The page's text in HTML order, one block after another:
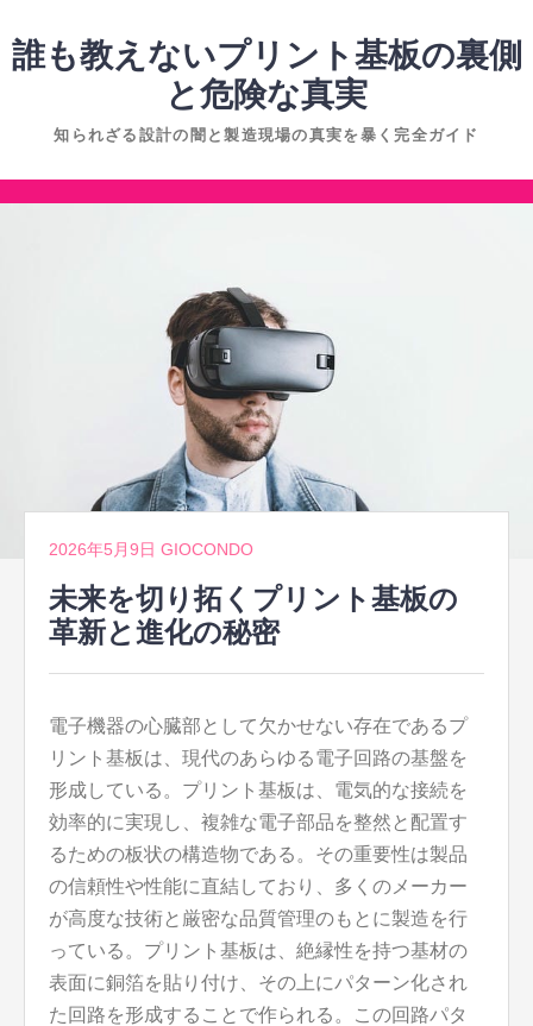
ン
へ
ス
誰も教えないプリント基板の裏側
と危険な真実
知られざる設計の闇と製造現場の真実を暴く完全ガイド
コ
2026年5月9日 GIOCONDO
未来を切り拓くプリント基板の
革新と進化の秘密
電子機器の心臓部として欠かせない存在であるプ
リント基板は、現代のあらゆる電子回路の基盤を
形成している。 プリント基板は、電気的な接続を
効率的に実現し、複雑な電子部品を整然と配置す
るための板状の構造物である。その重要性は製品
の信頼性や性能に直結しており、多くのメーカー
が高度な技術と厳密な品質管理のもとに製造を行
っている。プリント基板は、絶縁性を持つ基材の
表面に銅箔を貼り付け、その上にパターン化され
た回路を形成することで作られる。この回路パタ